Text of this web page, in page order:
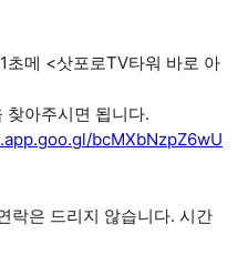
메 <삿포로TV타워 바로 아
찾아주시면 됩니다.
bcMXbNzpZ6wU
은 드리지 않습니다. 시간